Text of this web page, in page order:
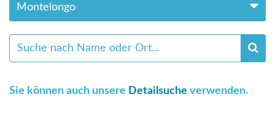
Montelongo
Sie können auch unsere Detailsuche verwenden.